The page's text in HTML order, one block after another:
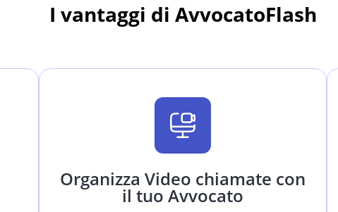
I vantaggi di AvvocatoFlash
Organizza Video chiamate con
il tuo Avvocato